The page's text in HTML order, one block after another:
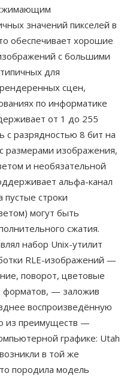
значений пикселей в
обеспечивает хорошие
с большими
для
сцен,
по информатике
от 1 до 255
с разрядностью 8 бит на
размерами изображения,
и необязательной
альфа-канал
пустые строки
могут быть
сжатия.
набор Unix-утилит
RLE-изображений —
поворот, цветовые
форматов, — заложив
воспроизведённую
из преимуществ —
графике: Utah
в той же
породила модель